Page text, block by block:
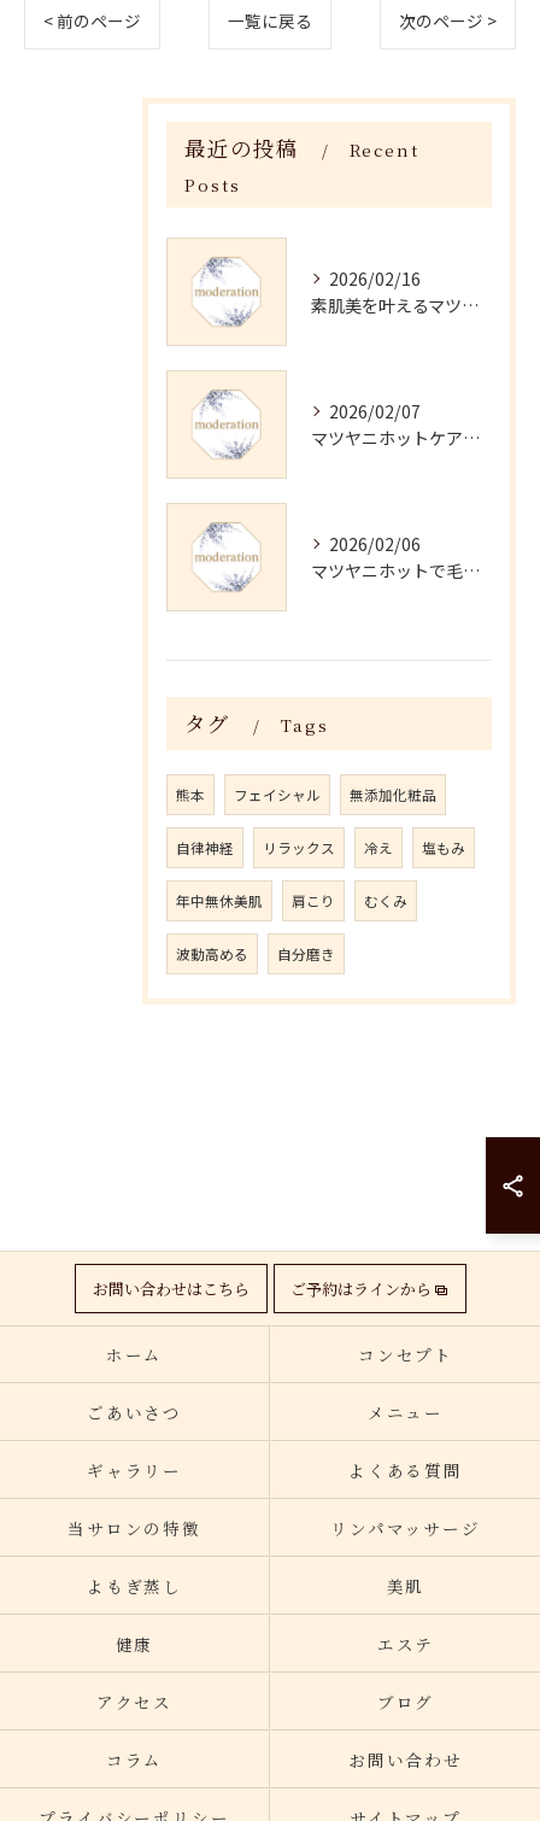
< 前のページ 一覧に戻る 次のページ >
最近の投稿
Recent
Posts
2026/02/16
素肌美を叶えるマツヤニホットセラピーの効果
2026/02/07
マツヤニホットケアの正しい使い方と継続法
2026/02/06
マツヤニホットで毛穴・くすみ改善術
タグ Tags
熊本 フェイシャル 無添加化粧品
自律神経 リラックス 冷え 塩もみ
年中無休美肌 肩こり むくみ
波動高める 自分磨き
お問い合わせはこちら ご予約はラインから
ホーム コンセプト
ごあいさつ メニュー
ギャラリー よくある質問
当サロンの特徴 リンパマッサージ
よもぎ蒸し 美肌
健康 エステ
アクセス ブログ
コラム お問い合わせ